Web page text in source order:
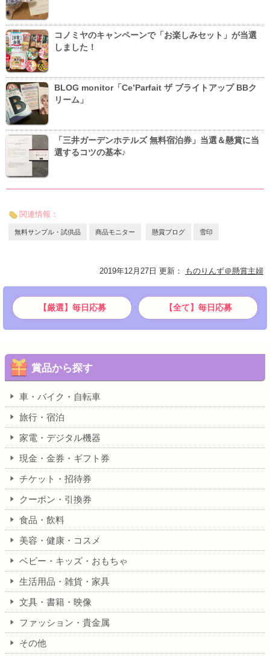
コノミヤのキャンペーンで「お楽しみセット」が当選
しました！
BLOG monitor「Ce’Parfait ザ ブライトアップ BBク
リーム」
「三井ガーデンホテルズ 無料宿泊券」当選＆懸賞に当
選するコツの基本♪
関連情報：
無料サンプル・試供品 商品モニター 懸賞ブログ 雪印
2019年12月27日 更新 ： ものりんず＠懸賞主婦
【厳選】毎日応募 【全て】毎日応募
賞品から探す
車・バイク・自転車
旅行・宿泊
家電・デジタル機器
現金・金券・ギフト券
チケット・招待券
クーポン・引換券
食品・飲料
美容・健康・コスメ
ベビー・キッズ・おもちゃ
生活用品・雑貨・家具
文具・書籍・映像
ファッション・貴金属
その他